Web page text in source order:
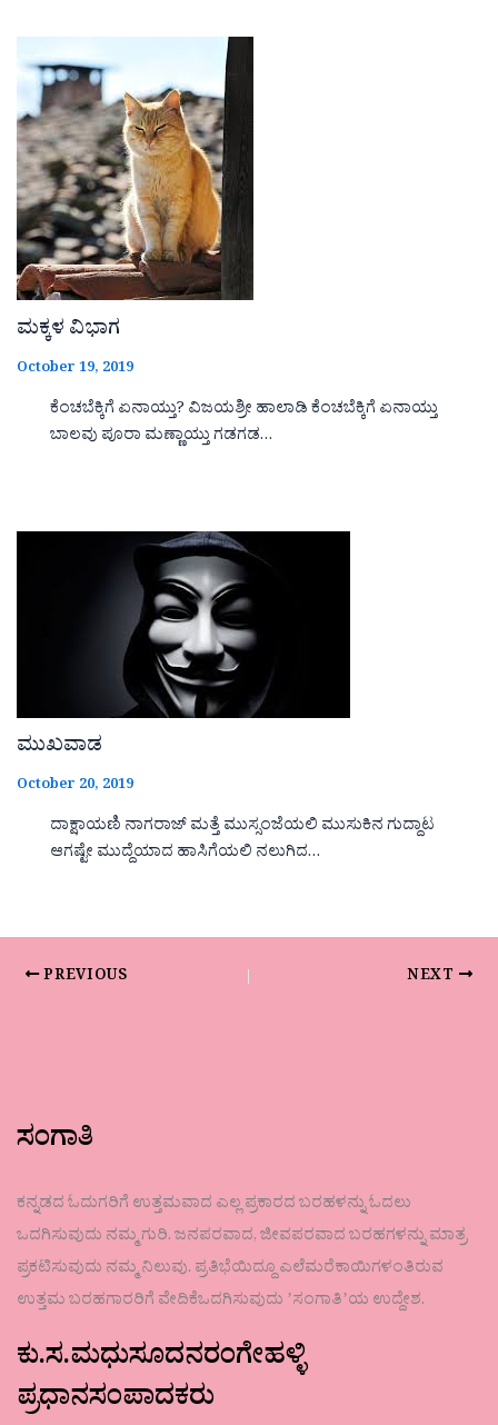
ಮಕ್ಕಳ ವಿಭಾಗ
October 19, 2019
ಕೆಂಚಬೆಕ್ಕಿಗೆ ಏನಾಯ್ತು? ವಿಜಯಶ್ರೀ ಹಾಲಾಡಿ ಕೆಂಚಬೆಕ್ಕಿಗೆ ಏನಾಯ್ತು
ಬಾಲವು ಪೂರಾ ಮಣ್ಣಾಯ್ತು ಗಡಗಡ…
ಮುಖವಾಡ
October 20, 2019
ದಾಕ್ಷಾಯಣಿ ನಾಗರಾಜ್ ಮತ್ತೆ ಮುಸ್ಸಂಜೆಯಲಿ ಮುಸುಕಿನ ಗುದ್ದಾಟ
ಆಗಷ್ಟೇ ಮುದ್ದೆಯಾದ ಹಾಸಿಗೆಯಲಿ ನಲುಗಿದ…
PREVIOUS NEXT
ಸಂಗಾತಿ
ಕನ್ನಡದ ಓದುಗರಿಗೆ ಉತ್ತಮವಾದ ಎಲ್ಲ ಪ್ರಕಾರದ ಬರಹಳನ್ನು ಓದಲು
ಒದಗಿಸುವುದು ನಮ್ಮ ಗುರಿ. ಜನಪರವಾದ, ಜೀವಪರವಾದ ಬರಹಗಳನ್ನು ಮಾತ್ರ
ಪ್ರಕಟಿಸುವುದು ನಮ್ಮ ನಿಲುವು. ಪ್ರತಿಭೆಯಿದ್ದೂ ಎಲೆಮರೆಕಾಯಿಗಳಂತಿರುವ
ಉತ್ತಮ ಬರಹಗಾರರಿಗೆ ವೇದಿಕೆಒದಗಿಸುವುದು ʼಸಂಗಾತಿʼಯ ಉದ್ದೇಶ.
ಕು.ಸ.ಮಧುಸೂದನರಂಗೇಹಳ್ಳಿ
ಪ್ರಧಾನಸಂಪಾದಕರು